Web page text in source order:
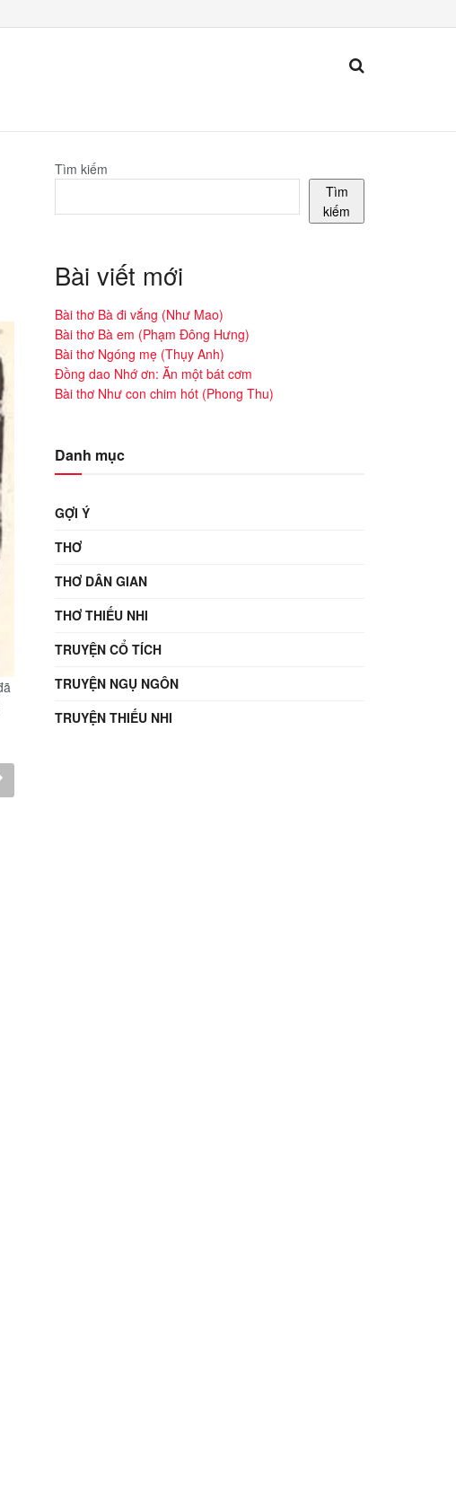
Tìm kiếm
Tìm
kiếm
Bài viết mới
Bài thơ Bà đi vắng (Như Mao)
Bài thơ Bà em (Phạm Đông Hưng)
Bài thơ Ngóng mẹ (Thụy Anh)
Đồng dao Nhớ ơn: Ăn một bát cơm
Bài thơ Như con chim hót (Phong Thu)
Danh mục
GỢI Ý
THƠ
THƠ DÂN GIAN
THƠ THIẾU NHI
TRUYỆN CỔ TÍCH
TRUYỆN NGỤ NGÔN
TRUYỆN THIẾU NHI